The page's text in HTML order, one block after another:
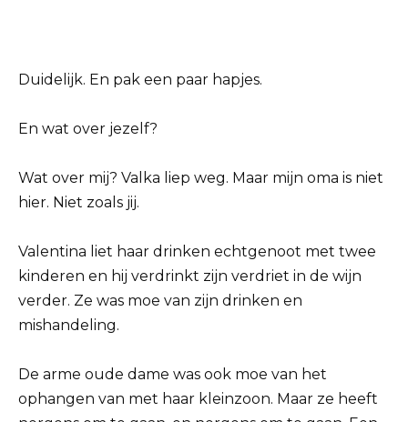
Duidelijk. En pak een paar hapjes.
En wat over jezelf?
Wat over mij? Valka liep weg. Maar mijn oma is niet
hier. Niet zoals jij.
Valentina liet haar drinken echtgenoot met twee
kinderen en hij verdrinkt zijn verdriet in de wijn
verder. Ze was moe van zijn drinken en
mishandeling.
De arme oude dame was ook moe van het
ophangen van met haar kleinzoon. Maar ze heeft